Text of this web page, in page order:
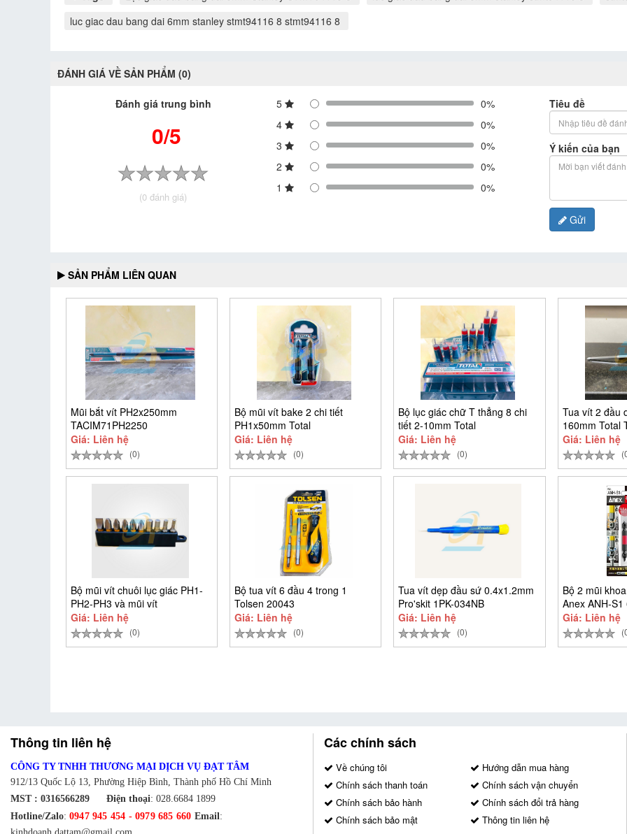
luc giac dau bang dai 6mm stanley stmt94116 8 stmt94116 8
ĐÁNH GIÁ VỀ SẢN PHẨM (0)
Đánh giá trung bình
0/5
(0 đánh giá)
5
0%
4
0%
3
0%
2
0%
1
0%
Tiêu đề
Ý kiến của bạn
Gửi
SẢN PHẨM LIÊN QUAN
Mũi bắt vít PH2x250mm
TACIM71PH2250
Giá: Liên hệ
(0)
Bộ mũi vít bake 2 chi tiết
PH1x50mm Total
TACIM71PH150
Giá: Liên hệ
(0)
Bộ lục giác chữ T thẳng 8 chi
tiết 2-10mm Total
Giá: Liên hệ
(0)
Tua vít 2 đầu
160mm Total
Giá: Liên hệ
Bộ mũi vít chuôi lục giác PH1-
PH2-PH3 và mũi vít
Giá: Liên hệ
(0)
Bộ tua vít 6 đầu 4 trong 1
Tolsen 20043
Giá: Liên hệ
(0)
Tua vít dẹp đầu sứ 0.4x1.2mm
Pro'skit 1PK-034NB
Giá: Liên hệ
(0)
Bộ 2 mũi
Anex ANH-S1
Giá: Liên hệ
Thông tin liên hệ
CÔNG TY TNHH THƯƠNG MẠI DỊCH VỤ ĐẠT TÂM
912/13 Quốc Lộ 13, Phường Hiệp Bình, Thành phố Hồ Chí Minh
MST : 0316566289 Điện thoại: 028.6684 1899
Hotline/Zalo: 0947 945 454 -0979 685 660 Email:
Các chính sách
Về chúng tôi
Hướng dẫn mua hàng
Chính sách thanh toán
Chính sách vận chuyển
Chính sách bảo hành
Chính sách đổi trả hàng
Chính sách bảo mật
Thông tin liên hệ